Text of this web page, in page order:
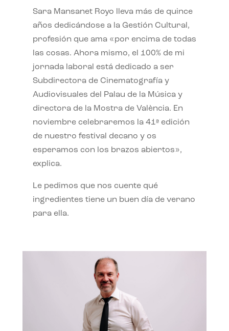
Sara Mansanet Royo lleva más de quince
años dedicándose a la Gestión Cultural,
profesión que ama «por encima de todas
las cosas. Ahora mismo, el 100% de mi
jornada laboral está dedicado a ser
Subdirectora de Cinematografía y
Audiovisuales del Palau de la Música y
directora de la Mostra de València. En
noviembre celebraremos la 41ª edición
de nuestro festival decano y os
esperamos con los brazos abiertos»,
explica.
Le pedimos que nos cuente qué
ingredientes tiene un buen día de verano
para ella.